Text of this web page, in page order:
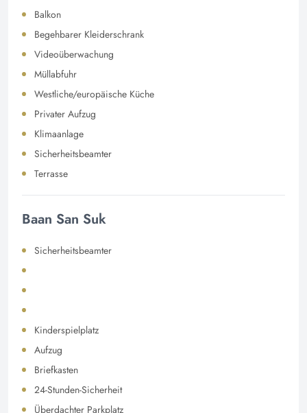
Balkon
Begehbarer Kleiderschrank
Videoüberwachung
Müllabfuhr
Westliche/europäische Küche
Privater Aufzug
Klimaanlage
Sicherheitsbeamter
Terrasse
Baan San Suk
Sicherheitsbeamter
Kinderspielplatz
Aufzug
Briefkasten
24-Stunden-Sicherheit
Überdachter Parkplatz